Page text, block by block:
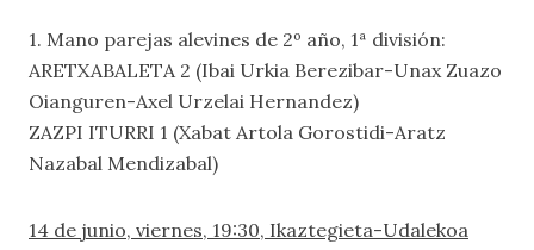
1. Mano parejas alevines de 2º año, 1ª división:
ARETXABALETA 2 (Ibai Urkia Berezibar-Unax Zuazo
Oianguren-Axel Urzelai Hernandez)
ZAZPI ITURRI 1 (Xabat Artola Gorostidi-Aratz
Nazabal Mendizabal)
14 de junio, viernes, 19:30, Ikaztegieta-Udalekoa